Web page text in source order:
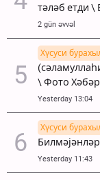
тәләб етди \
2 gün əvvəl
Хүсуси
\ Фото Хәбәр
Yesterday 13:04
Хүсуси
Yesterday 11:43